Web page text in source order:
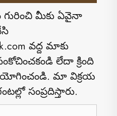
మీకు ఏవైనా
వద్ద మాకు
లేదా క్రింది
మా విక్రయ
సంప్రదిస్తారు.